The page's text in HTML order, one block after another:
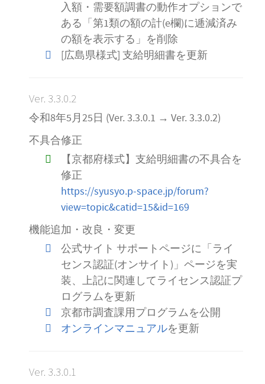
入額・需要額調書の動作オプションで
ある「第1類の額の計(e欄)に逓減済み
の額を表示する」を削除
[広島県様式] 支給明細書を更新
Ver. 3.3.0.2
令和8年5月25日 (Ver. 3.3.0.1 → Ver. 3.3.0.2)
不具合修正
【京都府様式】支給明細書の不具合を
修正
https://syusyo.p-space.jp/forum?
view=topic&catid=15&id=169
機能追加・改良・変更
公式サイト サポートページに「ライ
センス認証(オンサイト)」ページを実
装、上記に関連してライセンス認証プ
ログラムを更新
京都市調査課用プログラムを公開
オンラインマニュアルを更新
Ver. 3.3.0.1